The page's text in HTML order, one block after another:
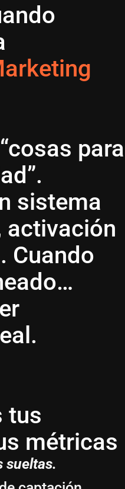
para
sistema
activación
Cuando
tus
métricas
sueltas.